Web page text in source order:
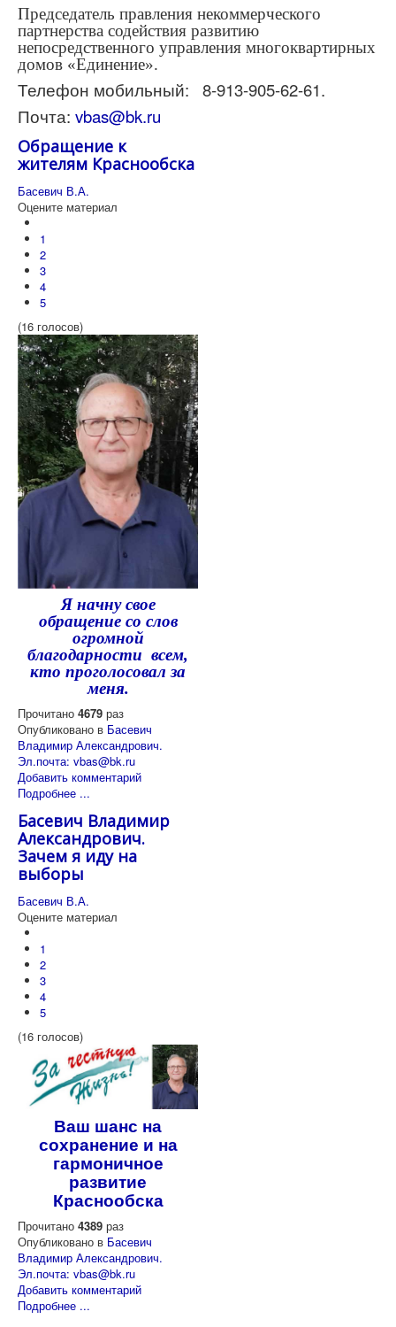
Председатель правления некоммерческого
партнерства содействия развитию
непосредственного управления многоквартирных
домов «Единение».
Телефон мобильный: 8-913-905-62-61.
Почта: vbas@bk.ru
Обращение к
жителям Краснообска
Басевич В.А.
Оцените материал
1
2
3
4
5
(16 голосов)
Я начну свое
обращение со слов
огромной
благодарности всем,
кто проголосовал за
меня.
Прочитано 4679 раз
Опубликовано в Басевич
Владимир Александрович.
Эл.почта: vbas@bk.ru
Добавить комментарий
Подробнее ...
Басевич Владимир
Александрович.
Зачем я иду на
выборы
Басевич В.А.
Оцените материал
1
2
3
4
5
(16 голосов)
Ваш шанс на
сохранение и на
гармоничное
развитие
Краснообска
Прочитано 4389 раз
Опубликовано в Басевич
Владимир Александрович.
Эл.почта: vbas@bk.ru
Добавить комментарий
Подробнее ...